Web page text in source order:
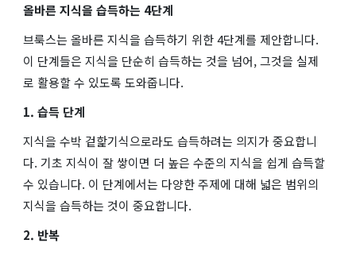
올바른 지식을 습득하는 4단계
브룩스는 올바른 지식을 습득하기 위한 4단계를 제안합니다.
이 단계들은 지식을 단순히 습득하는 것을 넘어, 그것을 실제
로 활용할 수 있도록 도와줍니다.
1. 습득 단계
지식을 수박 겉핥기식으로라도 습득하려는 의지가 중요합니
다. 기초 지식이 잘 쌓이면 더 높은 수준의 지식을 쉽게 습득할
수 있습니다. 이 단계에서는 다양한 주제에 대해 넓은 범위의
지식을 습득하는 것이 중요합니다.
2. 반복